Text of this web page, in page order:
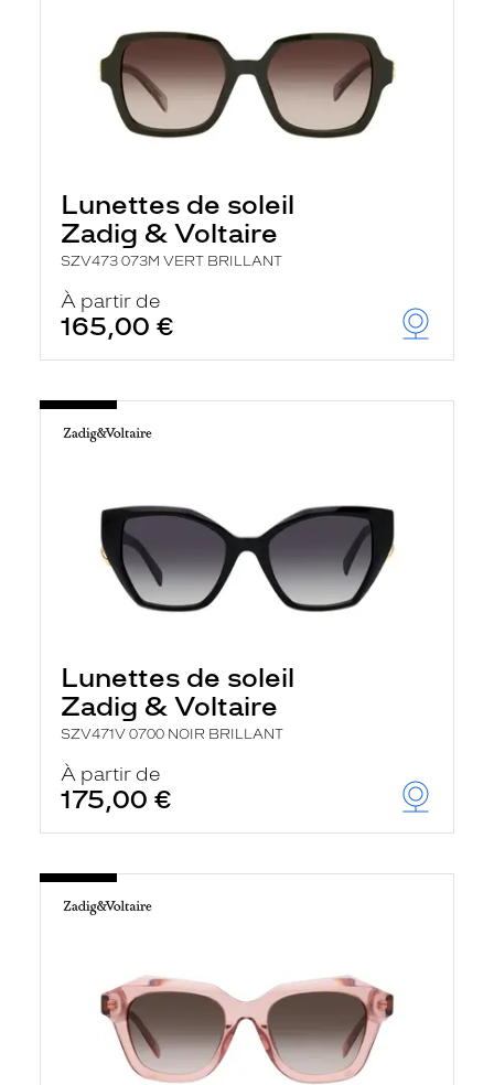
Lunettes de soleil
Zadig & Voltaire
SZV473 073M VERT BRILLANT
À partir de
165,00 €
Lunettes de soleil
Zadig & Voltaire
SZV471V 0700 NOIR BRILLANT
À partir de
175,00 €